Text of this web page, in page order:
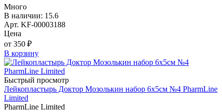
Много
В наличии: 15.6
Арт. KF-00003188
Цена
от 350 ₽
В корзину
Быстрый просмотр
Лейкопластырь Доктор Мозолькин набор 6х5см №4 PharmLine
Limited
PharmLine Limited